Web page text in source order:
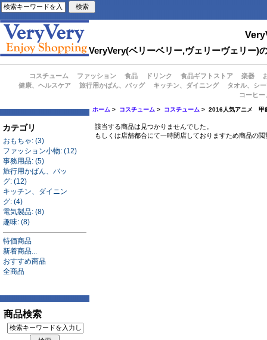
VeryVery(ベリーベリー,ヴェリーヴェリー)
コスチューム ファッション 食品 ドリンク 食品ギフトストア 楽器
健康、ヘルスケア
旅行用かばん、バッグ キッチン、ダイニング
タオル、シ
コーヒ
カテゴリ
おもちゃ: (3)
ファッション小物: (12)
事務用品: (5)
旅行用かばん、バッ
グ: (12)
キッチン、ダイニン
グ: (4)
電気製品: (8)
趣味: (8)
特価商品
新着商品...
おすすめ商品
全商品
商品検索
ホーム > コスチューム > コスチューム > 2016人気アニメ 甲
該当する商品は見つかりませんでした。
もしくは店舗都合にて一時閉店しておりますため商品の